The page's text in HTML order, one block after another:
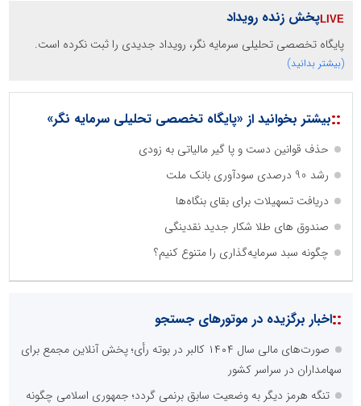
پخش زنده رویداد
پایگاه تخصصی تحلیلی سرمایه نگر، رویداد جدیدی را ثبت نکرده است.
(بیشتر بدانید)
::بیشتر بخوانید از «پایگاه تخصصی تحلیلی سرمایه نگر»
حذف قوانین دست و پا گیر مالیاتی به زودی
رشد 90 درصدی سودآوری بانک ملت
دریافت تسهیلات برای بقای بنگاه‌ها
صندوق های طلا شکار جدید نقدینگی
چگونه سبد سرمایه‌گذاری را متنوع کنیم؟
::اخبار برگزیده در موتورهای جستجو
صورت‌های مالی سال ۱۴۰۴ کالبر در بوته رأی؛ پخش آنلاین مجمع برای
سهامداران در سراسر کشور
تنگه هرمز دیگر به وضعیت سابق برنمی گردد؛ جمهوری اسلامی چگونه